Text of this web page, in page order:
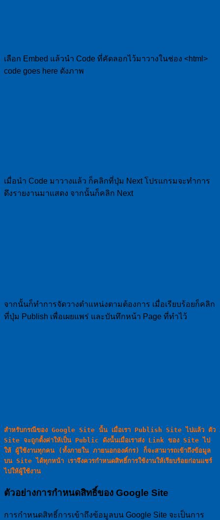
เลือก Embed แล้วนำ Code ที่คัดลอกไว้มาวางในช่อง <html>
code goes here ดังภาพ
เมื่อนำ Code มาวางแล้ว ก็คลิกที่ปุ่ม Next โปรแกรมจะทำการ
ดึงรายงานมาแสดง จากนั้นก็คลิก Next
จากนั้นก็ทำการจัดวางตำแหน่งตามต้องการ เมื่อเรียบร้อยก็คลิก
ที่ปุ่ม Publish เพื่อเผยแพร่ และบันทึกหน้า Page ที่ทำไว้
สำหรับกรณีของ Google Site นั้น เมื่อเรา Publish Site ไปแล้ว ตัว
Site จะถูกตั้งค่าให้เป็น Public ดังน้้นเมื่อเราส่ง Link ของ Site ไป
ให้ ผู้ใช้งานทุกคน (ทั้งภายใน ภายนอกองค์กร) ก็จะสามารถเข้าถึงข้อมูล
บน Site ได้ทุกหน้า เราจึงควรกำหนดสิทธิ์การใช้งานให้เรียบร้อยก่อนแชร์
ไปให้ผู้ใช้งาน
ตัวอย่างการกำหนดสิทธิ์ของ Google Site
การกำหนดสิทธิ์การเข้าถึงข้อมูลบน Google Site จะเป็นการ